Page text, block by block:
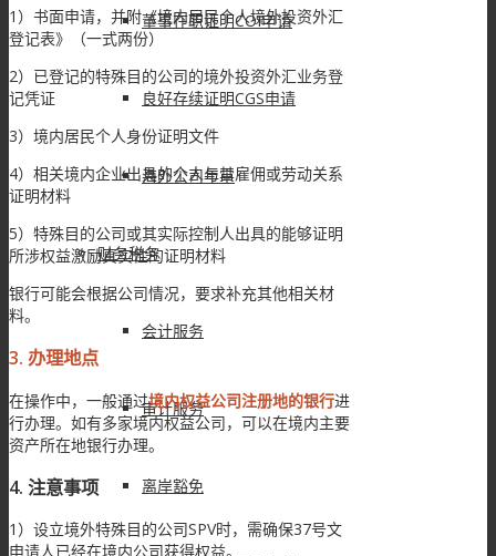
董事在职证明COI申请
良好存续证明CGS申请
海外公司年审
财务税务
会计服务
审计服务
离岸豁免
1）书面申请，并附《境内居民个人境外投资外汇
登记表》（一式两份）
2）已登记的特殊目的公司的境外投资外汇业务登
记凭证
3）境内居民个人身份证明文件
4）相关境内企业出具的个人与其雇佣或劳动关系
证明材料
5）特殊目的公司或其实际控制人出具的能够证明
所涉权益激励真实性的证明材料
银行可能会根据公司情况，要求补充其他相关材
料。
3. 办理地点
在操作中，一般通过境内权益公司注册地的银行进
行办理。如有多家境内权益公司，可以在境内主要
资产所在地银行办理。
4. 注意事项
1）设立境外特殊目的公司SPV时，需确保37号文
申请人已经在境内公司获得权益。